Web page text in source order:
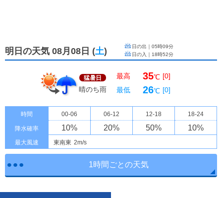
明日の天気 08月08日 (土) 日の出｜ 05時09分
日の入｜ 18時52分
猛暑日
晴のち雨
最高 35℃ [0]
最低
26℃ [0]
時間 00-06 06-12 12-18 18-24
降水確率 10% 20% 50% 10%
最大風速 東南東 2m/s
1時間ごとの天気